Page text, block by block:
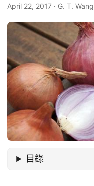
April 22, 2017 · G. T. Wang
目錄